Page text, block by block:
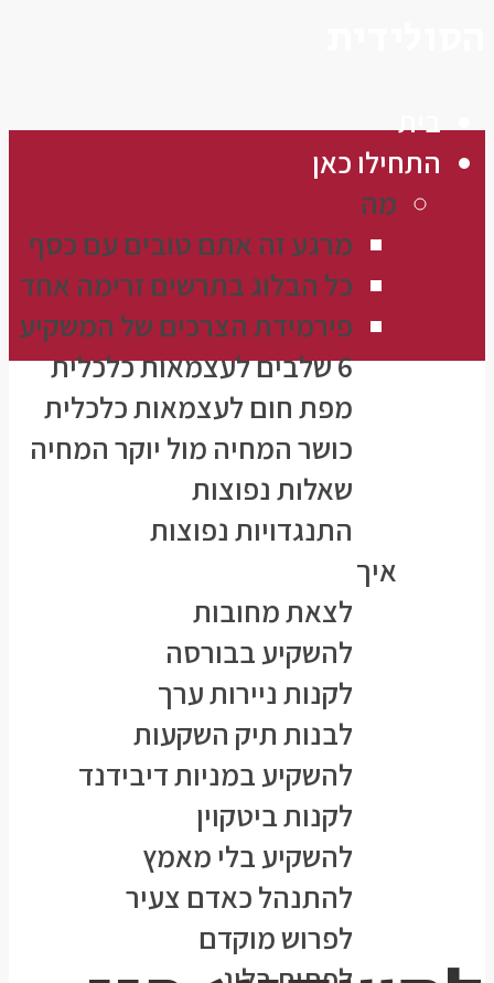
בית
התחילו כאן
מה
מרגע זה אתם טובים עם כסף
כל הבלוג בתרשים זרימה אחד
פירמידת הצרכים של המשקיע
6 שלבים לעצמאות כלכלית
מפת חום לעצמאות כלכלית
כושר המחיה מול יוקר המחיה
שאלות נפוצות
התנגדויות נפוצות
איך
לצאת מחובות
להשקיע בבורסה
לקנות ניירות ערך
לבנות תיק השקעות
להשקיע במניות דיבידנד
לקנות ביטקוין
להשקיע בלי מאמץ
להתנהל כאדם צעיר
לפרוש מוקדם